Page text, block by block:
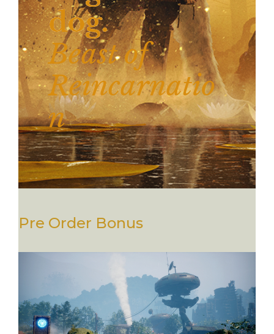
dog.
Beast of
Reincarnatio
n
Pre Order Bonus